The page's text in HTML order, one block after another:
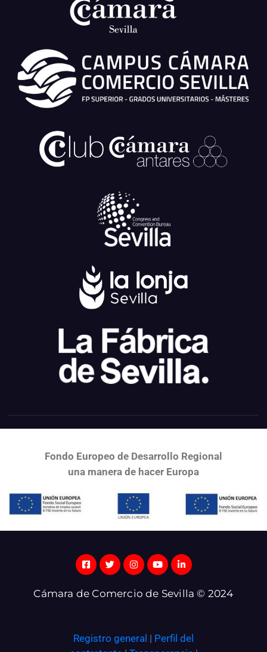
Fondo Europeo de Desarrollo Regional
una manera de hacer Europa
Cámara de Comercio de Sevilla © 2024
Registro general | Perfil del